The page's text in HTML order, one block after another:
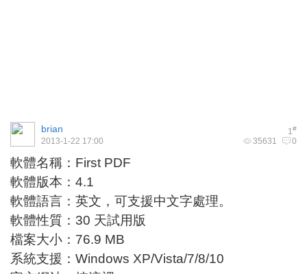
1#
brian
35631 0
2013-1-22 17:00
軟體名稱：First PDF
軟體版本：4.1
軟體語言：英文，可支援中文字處理。
軟體性質：30 天試用版
檔案大小：76.9 MB
系統支援：Windows XP/Vista/7/8/10